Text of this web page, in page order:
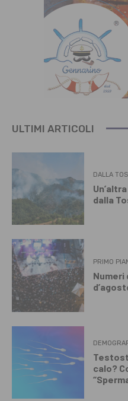
ULTIMI ARTICOLI
DALLA
dalla
PRIMO
Numeri
calo?